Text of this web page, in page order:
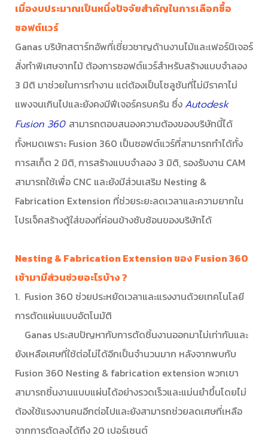
เมื่องบประมาณเป็นหนึ่งปัจจัยสำคัญในการเลือกซื้อ
ซอฟต์แวร์
Ganas บริษัทสตาร์ทอัพที่เชี่ยวชาญด้านงานไม้และเฟอร์นิเจอร์
สั่งทำพิเศษจากไม้ ต้องการซอฟต์แวร์สำหรับสร้างแบบจำลอง
3 มิติ มาช่วยในการทำงาน แต่ต้องเป็นโซลูชันที่ไม่มีราคาไม่
แพงจนเกินไปและยังคงมีฟีเจอร์ครบครัน ซึ่ง Autodesk
Fusion 360 สามารถตอบสนองความต้องของบริษัทนี้ได้
ทั้งหมดเพราะ Fusion 360 เป็นซอฟต์แวร์ที่สามารถทำได้ทั้ง
การสเก็ต 2 มิติ, การสร้างแบบจำลอง 3 มิติ, รองรับงาน CAM
สามารถใช้เพื่อ CNC และยังมีส่วนเสริม Nesting &
Fabrication Extension ที่ช่วยระยะลดเวลาและความยากใน
โปรเจ็คสร้างตู้ใส่ของที่ค่อนข้างซับซ้อนของบริษัทได้
Nesting & Fabrication Extension ของ Fusion 360
เข้ามามีส่วนช่วยอะไรบ้าง ?
1. Fusion 360 ช่วยประหยัดเวลาและแรงงานด้วยเทคโนโลยี
การตัดแผ่นแบบอัตโนมัติ
Ganas ประสบปัญหากับการตัดชิ้นงานออกมาไม่เท่ากันและ
ยังเหลือเศษที่ใช้ต่อไม่ได้อีกเป็นจำนวนมาก หลังจากพบกับ
Fusion 360 Nesting & fabrication extension พวกเขา
สามารถชิ้นงานแบบแผ่นได้อย่างรวดเร็วและแม่นยำขึ้นโดยไม่
ต้องใช้แรงงานคนอีกต่อไปและยังสามารถช่วยลดเศษที่เหลือ
จากการตัดลงได้ถึง 20 เปอร์เซนต์